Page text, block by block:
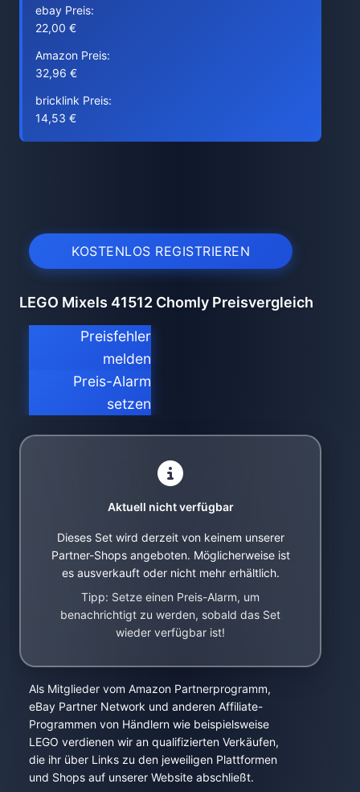
ebay Preis:
22,00 €
Amazon Preis:
32,96 €
bricklink Preis:
14,53 €
KOSTENLOS REGISTRIEREN
LEGO Mixels 41512 Chomly Preisvergleich
Preisfehler
melden
Preis-Alarm
setzen
Aktuell nicht verfügbar
Dieses Set wird derzeit von keinem unserer
Partner-Shops angeboten. Möglicherweise ist
es ausverkauft oder nicht mehr erhältlich.
Tipp: Setze einen Preis-Alarm, um
benachrichtigt zu werden, sobald das Set
wieder verfügbar ist!
Als Mitglieder vom Amazon Partnerprogramm,
eBay Partner Network und anderen Affiliate-
Programmen von Händlern wie beispielsweise
LEGO verdienen wir an qualifizierten Verkäufen,
die ihr über Links zu den jeweiligen Plattformen
und Shops auf unserer Website abschließt.